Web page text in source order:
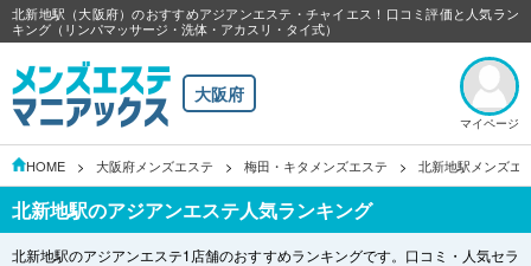
北新地駅（大阪府）のおすすめアジアンエステ・チャイエス！口コミ評価と人気ラン
キング（リンパマッサージ・洗体・アカスリ・タイ式）
大阪府
マイページ
HOME 大阪府メンズエステ 梅田・キタメンズエステ 北新地駅メンズエ
北新地駅のアジアンエステ人気ランキング
北新地駅のアジアンエステ1店舗のおすすめランキングです。口コミ・人気セラ